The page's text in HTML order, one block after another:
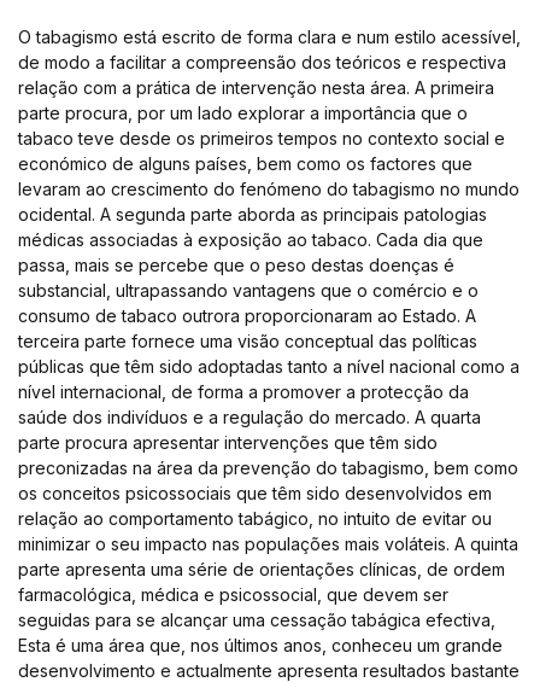
O tabagismo está escrito de forma clara e num estilo acessível,
de modo a facilitar a compreensão dos teóricos e respectiva
relação com a prática de intervenção nesta área. A primeira
parte procura, por um lado explorar a importância que o
tabaco teve desde os primeiros tempos no contexto social e
económico de alguns países, bem como os factores que
levaram ao crescimento do fenómeno do tabagismo no mundo
ocidental. A segunda parte aborda as principais patologias
médicas associadas à exposição ao tabaco. Cada dia que
passa, mais se percebe que o peso destas doenças é
substancial, ultrapassando vantagens que o comércio e o
consumo de tabaco outrora proporcionaram ao Estado. A
terceira parte fornece uma visão conceptual das políticas
públicas que têm sido adoptadas tanto a nível nacional como a
nível internacional, de forma a promover a protecção da
saúde dos indivíduos e a regulação do mercado. A quarta
parte procura apresentar intervenções que têm sido
preconizadas na área da prevenção do tabagismo, bem como
os conceitos psicossociais que têm sido desenvolvidos em
relação ao comportamento tabágico, no intuito de evitar ou
minimizar o seu impacto nas populações mais voláteis. A quinta
parte apresenta uma série de orientações clínicas, de ordem
farmacológica, médica e psicossocial, que devem ser
seguidas para se alcançar uma cessação tabágica efectiva,
Esta é uma área que, nos últimos anos, conheceu um grande
desenvolvimento e actualmente apresenta resultados bastante